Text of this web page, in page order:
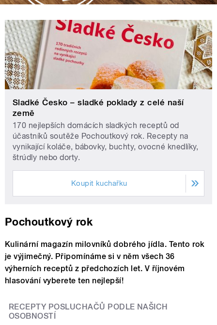
Sladké Česko – sladké poklady z celé naší
země
170 nejlepších domácích sladkých receptů od
účastníků soutěže Pochoutkový rok. Recepty na
vynikající koláče, bábovky, buchty, ovocné knedlíky,
štrúdly nebo dorty.
Koupit kuchařku
Pochoutkový rok
Kulinární magazín milovníků dobrého jídla. Tento rok
je výjimečný. Připomínáme si v něm všech 36
výherních receptů z předchozích let. V říjnovém
hlasování vyberete ten nejlepší!
RECEPTY POSLUCHAČŮ PODLE NAŠICH
OSOBNOSTÍ